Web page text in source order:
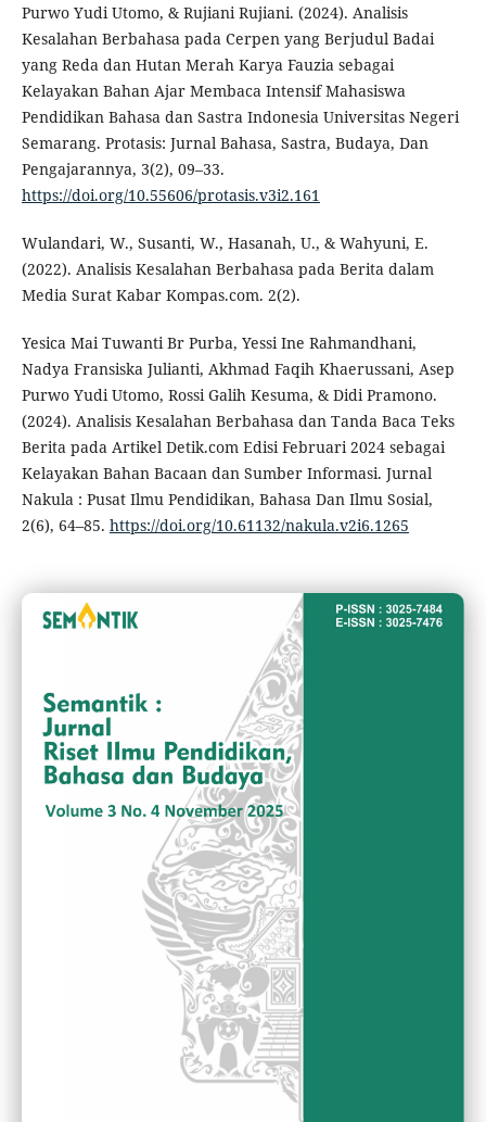
Purwo Yudi Utomo, & Rujiani Rujiani. (2024). Analisis
Kesalahan Berbahasa pada Cerpen yang Berjudul Badai
yang Reda dan Hutan Merah Karya Fauzia sebagai
Kelayakan Bahan Ajar Membaca Intensif Mahasiswa
Pendidikan Bahasa dan Sastra Indonesia Universitas Negeri
Semarang. Protasis: Jurnal Bahasa, Sastra, Budaya, Dan
Pengajarannya, 3(2), 09–33.
https://doi.org/10.55606/protasis.v3i2.161
Wulandari, W., Susanti, W., Hasanah, U., & Wahyuni, E.
(2022). Analisis Kesalahan Berbahasa pada Berita dalam
Media Surat Kabar Kompas.com. 2(2).
Yesica Mai Tuwanti Br Purba, Yessi Ine Rahmandhani,
Nadya Fransiska Julianti, Akhmad Faqih Khaerussani, Asep
Purwo Yudi Utomo, Rossi Galih Kesuma, & Didi Pramono.
(2024). Analisis Kesalahan Berbahasa dan Tanda Baca Teks
Berita pada Artikel Detik.com Edisi Februari 2024 sebagai
Kelayakan Bahan Bacaan dan Sumber Informasi. Jurnal
Nakula : Pusat Ilmu Pendidikan, Bahasa Dan Ilmu Sosial,
2(6), 64–85. https://doi.org/10.61132/nakula.v2i6.1265